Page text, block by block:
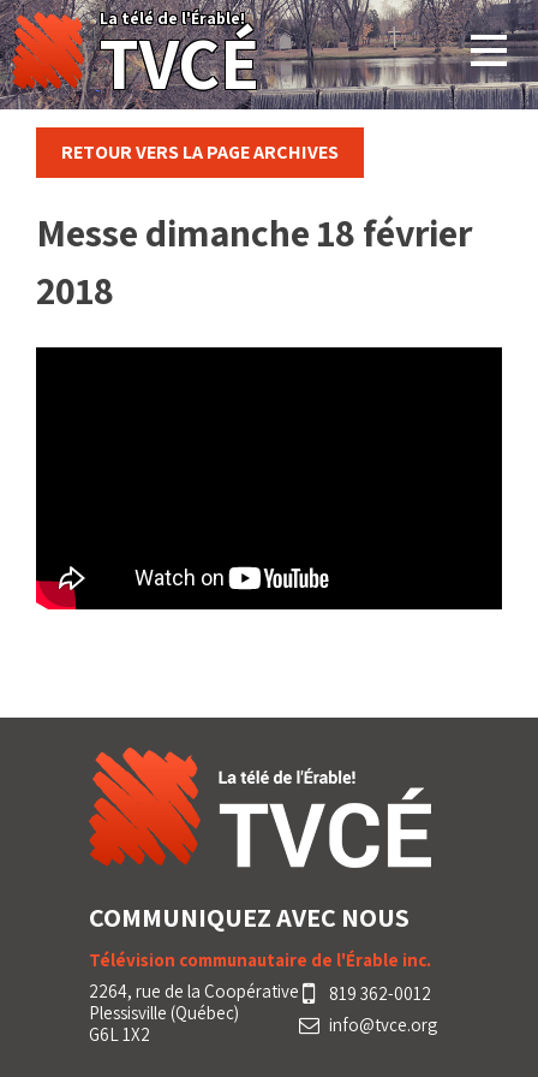
Skip
to
content
La télé de l'Érable!
TVCÉ
RETOUR VERS LA PAGE ARCHIVES
Messe dimanche 18 février
2018
COMMUNIQUEZ AVEC NOUS
Télévision communautaire de l'Érable inc.
2264, rue de la Coopérative
Plessisville (Québec)
G6L 1X2
819 362-0012
info@tvce.org